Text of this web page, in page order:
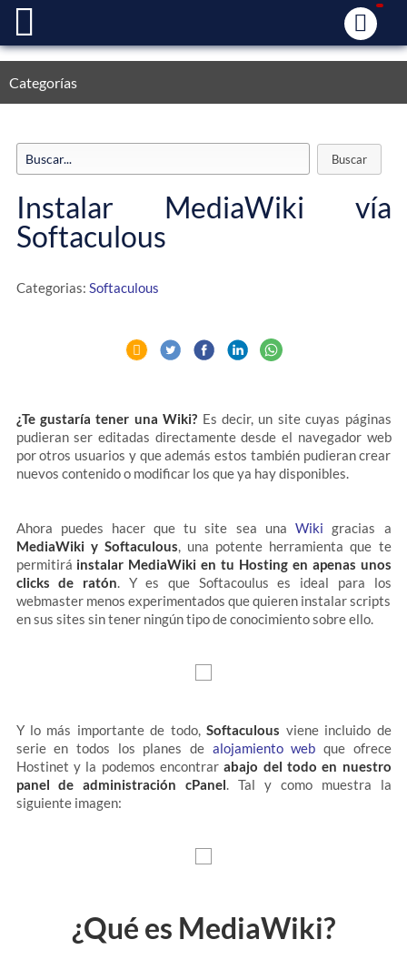
Categorías
Instalar MediaWiki vía
Softaculous
Categorias: Softaculous
¿Te gustaría tener una Wiki? Es decir, un site cuyas páginas
pudieran ser editadas directamente desde el navegador web
por otros usuarios y que además estos también pudieran crear
nuevos contenido o modificar los que ya hay disponibles.
Ahora puedes hacer que tu site sea unaWiki gracias a
MediaWiki y Softaculous, una potente herramienta que te
permitirá instalar MediaWiki en tu Hosting en apenas unos
clicks de ratón. Y es que Softacoulus es ideal para los
webmaster menos experimentados que quieren instalar scripts
en sus sites sin tener ningún tipo de conocimiento sobre ello.
Y lo más importante de todo,Softaculous viene incluido de
serie en todos los planes de alojamiento web que ofrece
Hostinet y la podemos encontrarabajo del todo en nuestro
panel de administración cPanel. Tal y como muestra la
siguiente imagen:
¿Qué es MediaWiki?